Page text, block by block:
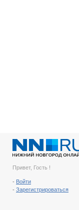
Привет, Гость !
- Войти
- Зарегистрироваться